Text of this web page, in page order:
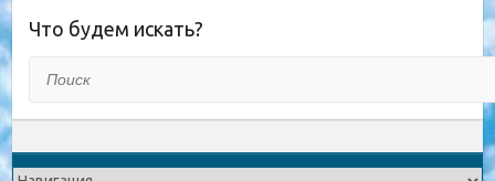
Что будем искать?